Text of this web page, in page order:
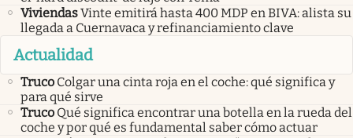
ViviendasVinte emitirá hasta 400 MDP en BIVA: alista su
llegada a Cuernavaca y refinanciamiento clave
Actualidad
Truco Colgar una cinta roja en el coche: qué significa y
para qué sirve
Truco Qué significa encontrar una botella en la rueda del
coche y por qué es fundamental saber cómo actuar